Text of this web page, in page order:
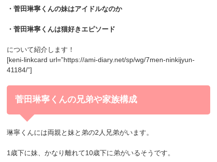
・菅田琳寧くんの妹はアイドルなのか
・菅田琳寧くんは猫好きエピソード
について紹介します！
[keni-linkcard url=”https://ami-diary.net/sp/wg/7men-ninkijyun-
41184/”]
菅田琳寧くんの兄弟や家族構成
琳寧くんには両親と妹と弟の2人兄弟がいます。
1歳下に妹、かなり離れて10歳下に弟がいるそうです。